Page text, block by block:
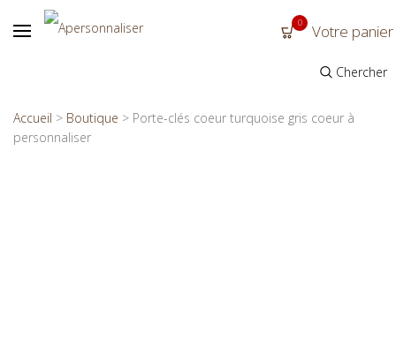
0 Votre panier
Chercher
Accueil > Boutique > Porte-clés coeur turquoise gris coeur à
personnaliser